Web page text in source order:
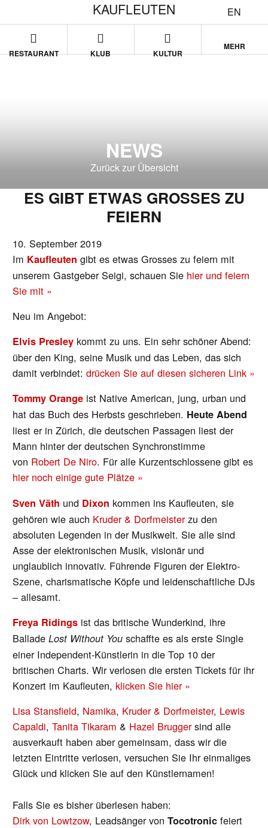
EN
KAUFLEUTEN
RESTAURANT KLUB KULTUR
MEHR
NEWS
Zurück zur Übersicht
ES GIBT ETWAS GROSSES ZU
FEIERN
10. September 2019
Im Kaufleuten gibt es etwas Grosses zu feiern mit
unserem Gastgeber Seigi, schauen Sie hier und feiern
Sie mit »
Neu im Angebot:
Elvis Presley kommt zu uns. Ein sehr schöner Abend:
über den King, seine Musik und das Leben, das sich
damit verbindet:drücken Sie auf diesen sicheren Link »
Tommy Orange ist Native American, jung, urban und
hat das Buch des Herbsts geschrieben. Heute Abend
liest er in Zürich, die deutschen Passagen liest der
Mann hinter der deutschen Synchronstimme
von Robert De Niro. Für alle Kurzentschlossene gibt es
hier noch einige gute Plätze »
Sven Väth und Dixon kommen ins Kaufleuten, sie
gehören wie auch Kruder & Dorfmeisterzu den
absoluten Legenden in der Musikwelt. Sie alle sind
Asse der elektronischen Musik, visionär und
unglaublich innovativ. Führende Figuren der Elektro-
Szene, charismatische Köpfe und leidenschaftliche DJs
– allesamt.
Freya Ridings ist das britische Wunderkind, ihre
BalladeLost Without You schaffte es als erste Single
einer Independent-Künstlerin in die Top 10 der
britischen Charts. Wir verlosen die ersten Tickets für ihr
Konzert im Kaufleuten, klicken Sie hier »
Lisa Stansfield, Namika, Kruder & Dorfmeister, Lewis
Capaldi,Tanita Tikaram & Hazel Bruggersind alle
ausverkauft haben aber gemeinsam, dass wir die
letzten Eintritte verlosen, versuchen Sie Ihr einmaliges
Glück und klicken Sie auf den Künstlernamen!
Falls Sie es bisher überlesen haben:
Dirk von Lowtzow, Leadsänger vonTocotronic feiert